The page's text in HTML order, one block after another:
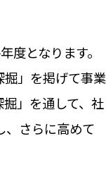
度となります。
掘」を掲げて事業
」を通して、社
、さらに高めて